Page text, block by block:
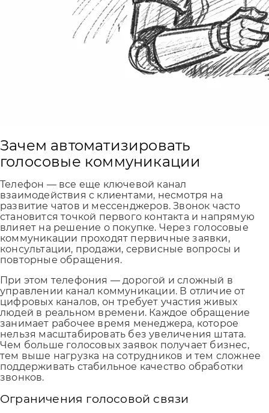
Зачем автоматизировать
голосовые коммуникации
Телефон — все еще ключевой канал
взаимодействия с клиентами, несмотря на
развитие чатов и мессенджеров. Звонок часто
становится точкой первого контакта и напрямую
влияет на решение о покупке. Через голосовые
коммуникации проходят первичные заявки,
консультации, продажи, сервисные вопросы и
повторные обращения.
При этом телефония — дорогой и сложный в
управлении канал коммуникации. В отличие от
цифровых каналов, он требует участия живых
людей в реальном времени. Каждое обращение
занимает рабочее время менеджера, которое
нельзя масштабировать без увеличения штата.
Чем больше голосовых заявок получает бизнес,
тем выше нагрузка на сотрудников и тем сложнее
поддерживать стабильное качество обработки
звонков.
Ограничения голосовой связи